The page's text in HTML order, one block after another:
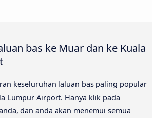
bas ke Muar dan ke Kuala
keseluruhan laluan bas paling popular
Lumpur Airport. Hanya klik pada
dan anda akan menemui semua